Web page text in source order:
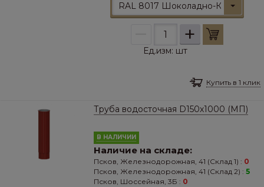
RAL 8017 Шоколадно-
+
Ед.изм: шт
Купить в 1 клик
Труба водосточная D150х1000 (МП)
В НАЛИЧИИ
Наличие на складе:
Псков, Железнодорожная, 41 (Склад 1) : 0
Псков, Железнодорожная, 41 (Склад 2) : 5
Псков, Шоссейная, 3Б : 0